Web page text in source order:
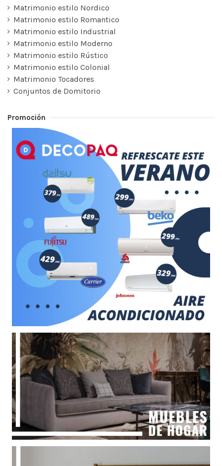
Matrimonio estilo Nordico
Matrimonio estilo Romantico
Matrimonio estilo Industrial
Matrimonio estilo Moderno
Matrimonio estilo Rústico
Matrimonio estilo Colonial
Matrimonio Tocadores
Conjuntos de Domitorio
Promoción